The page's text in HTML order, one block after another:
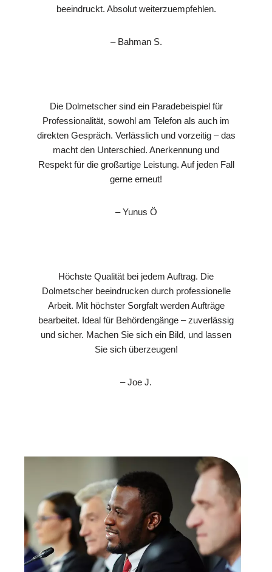
beeindruckt. Absolut weiterzuempfehlen.
– Bahman S.
Die Dolmetscher sind ein Paradebeispiel für
Professionalität, sowohl am Telefon als auch im
direkten Gespräch. Verlässlich und vorzeitig – das
macht den Unterschied. Anerkennung und
Respekt für die großartige Leistung. Auf jeden Fall
gerne erneut!
– Yunus Ö
Höchste Qualität bei jedem Auftrag. Die
Dolmetscher beeindrucken durch professionelle
Arbeit. Mit höchster Sorgfalt werden Aufträge
bearbeitet. Ideal für Behördengänge – zuverlässig
und sicher. Machen Sie sich ein Bild, und lassen
Sie sich überzeugen!
– Joe J.